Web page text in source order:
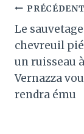
de
l’article
PRÉCÉDENT
Le
chevreuil
un ruisseau à
Vernazza
rendra ému